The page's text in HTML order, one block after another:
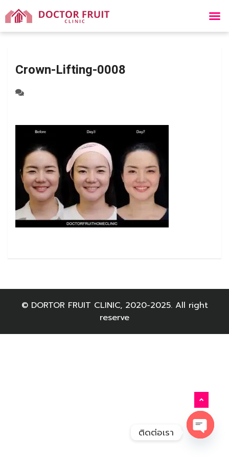
Crown-Lifting-0008
© DORTOR FRUIT CLINIC, 2020-2025. All right
reserve
ติดต่อเรา